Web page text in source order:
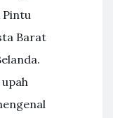
Pintu
Barat